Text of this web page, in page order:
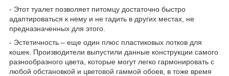
- Этот туалет позволяет питомцу достаточно быстро
адаптироваться к нему и не гадить в других местах, не
предназначенных для этого.
- Эстетичность – еще один плюс пластиковых лотков для
кошек. Производители выпустили данные конструкции самого
разнообразного цвета, которые могут легко гармонировать с
любой обстановкой и цветовой гаммой обоев, в тоже время